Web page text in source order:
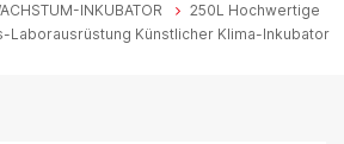
INKUBATOR
250L Hochwertige
Laborausrüstung Künstlicher Klima-Inkubator